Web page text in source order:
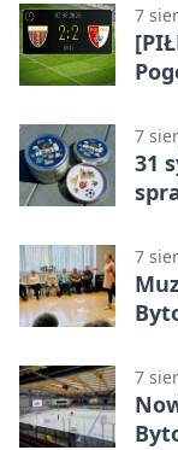
7
ale
7
31
7
7